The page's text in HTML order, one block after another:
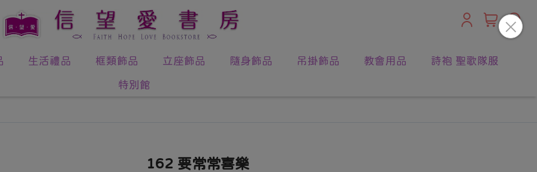
生活禮品 框類飾品 立座飾品 隨身飾品 吊掛飾品 教會用品
詩袍 聖歌隊服
特別館
162 要常常喜樂